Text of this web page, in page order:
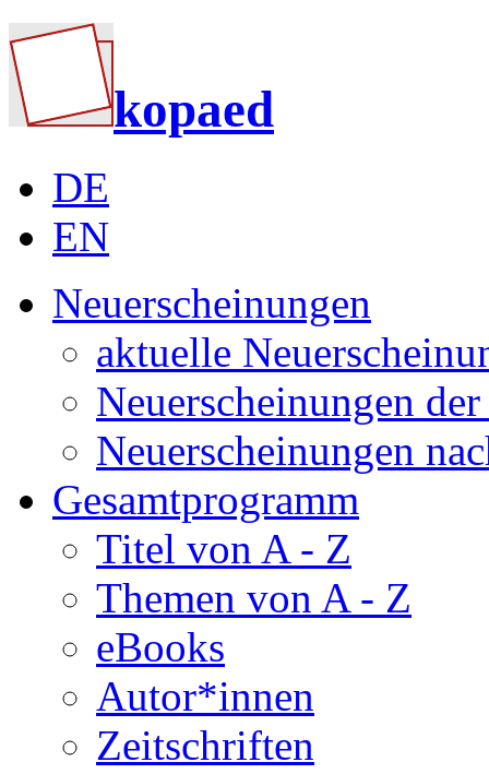
kopaed
DE
EN
Neuerscheinungen
aktuelle
Neuerscheinungen
Neuerscheinungen
Gesamtprogramm
Titel von A - Z
Themen von A - Z
eBooks
Autor*innen
Zeitschriften